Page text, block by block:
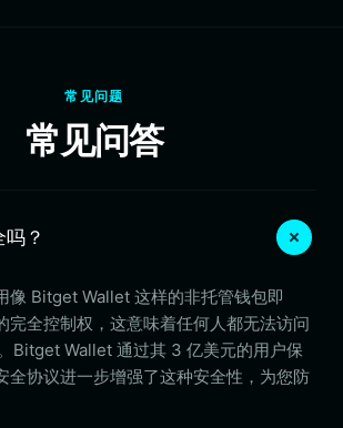
常见问题
常见问答
？
像 Bitget Wallet 这样的非托管钱包即
完全控制权，这意味着任何人都无法访问
Bitget Wallet 通过其 3 亿美元的用户保
全协议进一步增强了这种安全性，为您防